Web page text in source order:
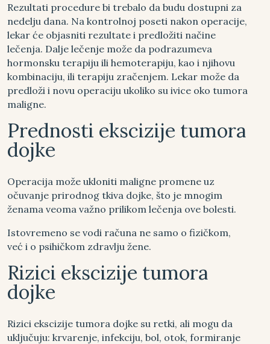
Rezultati procedure bi trebalo da budu dostupni za
nedelju dana. Na kontrolnoj poseti nakon operacije,
lekar će objasniti rezultate i predložiti načine
lečenja. Dalje lečenje može da podrazumeva
hormonsku terapiju ili hemoterapiju, kao i njihovu
kombinaciju, ili terapiju zračenjem. Lekar može da
predloži i novu operaciju ukoliko su ivice oko tumora
maligne.
Prednosti ekscizije tumora
dojke
Operacija može ukloniti maligne promene uz
očuvanje prirodnog tkiva dojke, što je mnogim
ženama veoma važno prilikom lečenja ove bolesti.
Istovremeno se vodi računa ne samo o fizičkom,
već i o psihičkom zdravlju žene.
Rizici ekscizije tumora
dojke
Rizici ekscizije tumora dojke su retki, ali mogu da
uključuju: krvarenje, infekciju, bol, otok, formiranje